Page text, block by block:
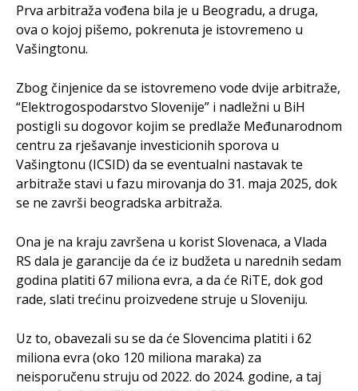
Prva arbitraža vođena bila je u Beogradu, a druga,
ova o kojoj pišemo, pokrenuta je istovremeno u
Vašingtonu.
Zbog činjenice da se istovremeno vode dvije arbitraže,
“Elektrogospodarstvo Slovenije” i nadležni u BiH
postigli su dogovor kojim se predlaže Međunarodnom
centru za rješavanje investicionih sporova u
Vašingtonu (ICSID) da se eventualni nastavak te
arbitraže stavi u fazu mirovanja do 31. maja 2025, dok
se ne završi beogradska arbitraža.
Ona je na kraju završena u korist Slovenaca, a Vlada
RS dala je garancije da će iz budžeta u narednih sedam
godina platiti 67 miliona evra, a da će RiTE, dok god
rade, slati trećinu proizvedene struje u Sloveniju.
Uz to, obavezali su se da će Slovencima platiti i 62
miliona evra (oko 120 miliona maraka) za
neisporučenu struju od 2022. do 2024. godine, a taj